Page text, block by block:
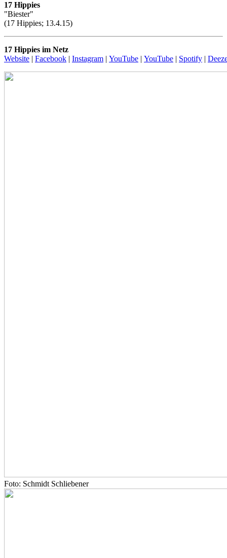
17 Hippies
"Biester"
(17 Hippies; 13.4.15)
17 Hippies im Netz
Website | Facebook | Instagram | YouTube | YouTube | Spotify |
Foto: Schmidt Schliebener